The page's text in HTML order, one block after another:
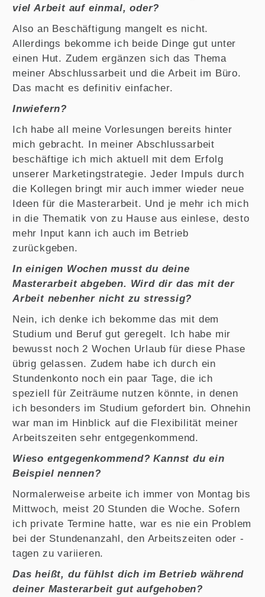
viel Arbeit auf einmal, oder?
Also an Beschäftigung mangelt es nicht.
Allerdings bekomme ich beide Dinge gut unter
einen Hut. Zudem ergänzen sich das Thema
meiner Abschlussarbeit und die Arbeit im Büro.
Das macht es definitiv einfacher.
Inwiefern?
Ich habe all meine Vorlesungen bereits hinter
mich gebracht. In meiner Abschlussarbeit
beschäftige ich mich aktuell mit dem Erfolg
unserer Marketingstrategie. Jeder Impuls durch
die Kollegen bringt mir auch immer wieder neue
Ideen für die Masterarbeit. Und je mehr ich mich
in die Thematik von zu Hause aus einlese, desto
mehr Input kann ich auch im Betrieb
zurückgeben.
In einigen Wochen musst du deine
Masterarbeit abgeben. Wird dir das mit der
Arbeit nebenher nicht zu stressig?
Nein, ich denke ich bekomme das mit dem
Studium und Beruf gut geregelt. Ich habe mir
bewusst noch 2 Wochen Urlaub für diese Phase
übrig gelassen. Zudem habe ich durch ein
Stundenkonto noch ein paar Tage, die ich
speziell für Zeiträume nutzen könnte, in denen
ich besonders im Studium gefordert bin. Ohnehin
war man im Hinblick auf die Flexibilität meiner
Arbeitszeiten sehr entgegenkommend.
Wieso entgegenkommend? Kannst du ein
Beispiel nennen?
Normalerweise arbeite ich immer von Montag bis
Mittwoch, meist 20 Stunden die Woche. Sofern
ich private Termine hatte, war es nie ein Problem
bei der Stundenanzahl, den Arbeitszeiten oder -
tagen zu variieren.
Das heißt, du fühlst dich im Betrieb während
deiner Masterarbeit gut aufgehoben?